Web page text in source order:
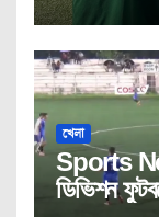
খেলা
Sports
ডিভিশন